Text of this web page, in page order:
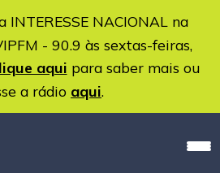
NACIONAL na
- 90.9 às sextas-feiras,
aqui para saber mais ou
a rádio aqui.